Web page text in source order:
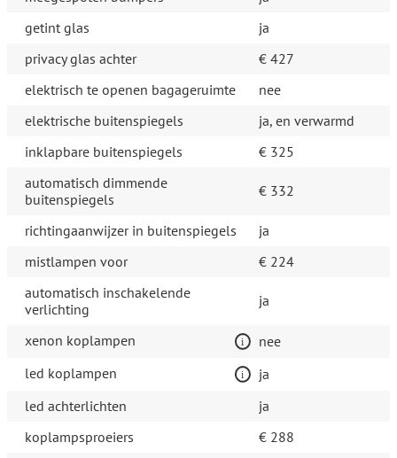
getint glas
ja
privacy glas achter
€ 427
elektrisch te openen bagageruimte
nee
elektrische buitenspiegels
ja, en verwarmd
inklapbare buitenspiegels
€ 325
automatisch dimmende
buitenspiegels
€ 332
richtingaanwijzer in buitenspiegels
ja
mistlampen voor
€ 224
automatisch inschakelende
verlichting
ja
xenon koplampen
nee
led koplampen
ja
led achterlichten
ja
koplampsproeiers
€ 288